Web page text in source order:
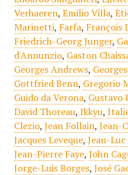
Verhaeren, Emilio Villa,
Marinetti, Farfa, François
Friedrich-Georg Junger,
d'Annunzio, Gaston
Georges Andrews,
Gottfried Benn, Gregorio
Guido da Verona, Gustavo
David Thoreau, Ikkyu,
Clezio, Jean Follain, Jean-
Jacques Leveque, Jean-
Jean-Pierre Faye, John
Jorge-Luis Borges, José